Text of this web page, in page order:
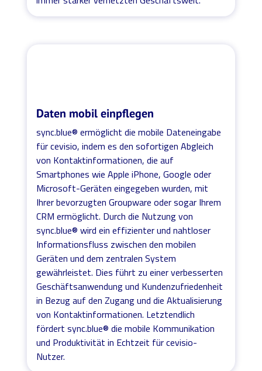
Daten mobil einpflegen
sync.blue® ermöglicht die mobile Dateneingabe
für cevisio, indem es den sofortigen Abgleich
von Kontaktinformationen, die auf
Smartphones wie Apple iPhone, Google oder
Microsoft-Geräten eingegeben wurden, mit
Ihrer bevorzugten Groupware oder sogar Ihrem
CRM ermöglicht. Durch die Nutzung von
sync.blue® wird ein effizienter und nahtloser
Informationsfluss zwischen den mobilen
Geräten und dem zentralen System
gewährleistet. Dies führt zu einer verbesserten
Geschäftsanwendung und Kundenzufriedenheit
in Bezug auf den Zugang und die Aktualisierung
von Kontaktinformationen. Letztendlich
fördert sync.blue® die mobile Kommunikation
und Produktivität in Echtzeit für cevisio-
Nutzer.